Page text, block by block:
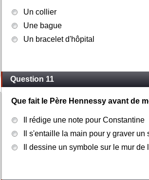
Un collier
Une bague
Un bracelet d'hôpital
Question 11
Que fait le Père Hennessy avant de
Il rédige une note pour Constantine
Il s'entaille la main pour y graver un
Il dessine un symbole sur le mur de